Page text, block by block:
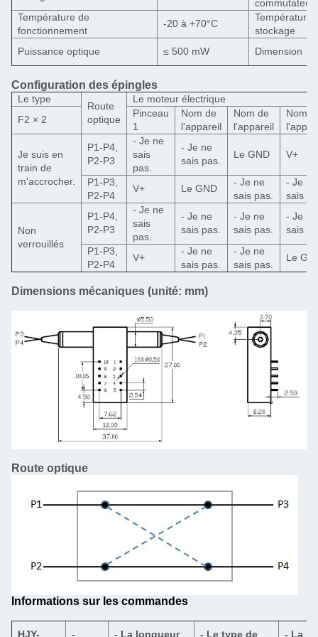
commutateur
Température de
fonctionnement
-20 à +70°C
Température
stockage
Puissance optique
≤ 500 mW Dimension
Configuration des épingles
Le type
Route
optique
Le moteur électrique
F2 × 2
Pinceau
1
Nom de
l'appareil
Nom de
l'appareil
Nom
Je suis en
train de
m'accrocher.
P1-P4,
P2-P3
- Je ne
sais
pas.
- Je ne
sais pas.
Le GND V+
P1-P3,
P2-P4
V+ Le GND
- Je ne
sais pas.
- Je ne
sais
Non
verrouillés
P1-P4,
P2-P3
- Je ne
sais
pas.
- Je ne
sais pas.
- Je ne
sais pas.
- Je ne
sais
P1-P3,
P2-P4
V+
- Je ne
sais pas.
- Je ne
sais pas.
Le
Dimensions mécaniques (unité: mm)
Route optique
Informations sur les commandes
HJY-
-
- La longueur
- Le type de
- La